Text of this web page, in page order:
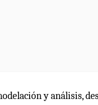
y análisis,